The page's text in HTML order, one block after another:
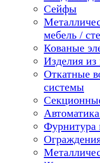
Сейфы
мебель /
Кованые
Изделия из
Откатные
системы
Фурнитура